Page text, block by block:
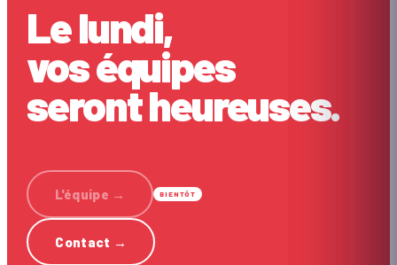
Le lundi,
vos équipes
seront heureuses.
L'équipe → BIENTÔT
Contact →